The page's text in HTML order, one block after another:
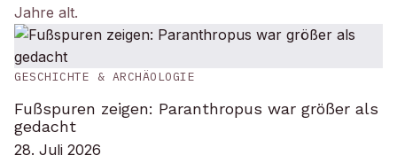
Jahre alt.
GESCHICHTE & ARCHÄOLOGIE
Fußspuren zeigen: Paranthropus war größer als
gedacht
28. Juli 2026